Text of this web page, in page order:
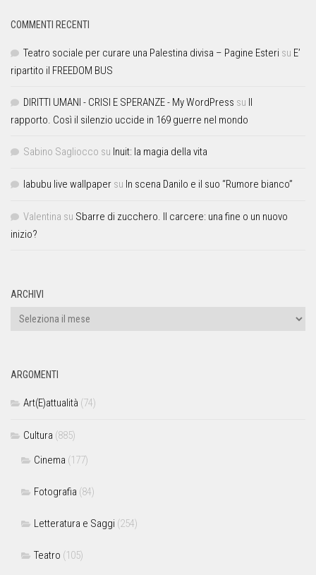
COMMENTI RECENTI
Teatro sociale per curare una Palestina divisa – Pagine Esteri su E’
ripartito il FREEDOM BUS
DIRITTI UMANI - CRISI E SPERANZE - My WordPress su
rapporto. Così il silenzio uccide in 169 guerre nel mondo
Sabino Sagliocco su Inuit: la magia della vita
labubu live wallpaper su In scena Danilo e il suo “Rumore bianco”
Valentina su Sbarre di zucchero. Il carcere: una fine o un nuovo
inizio?
ARCHIVI
ARGOMENTI
Art(E)attualità (74)
Cultura (885)
Cinema (177)
Fotografia (84)
Letteratura e Saggi (254)
Teatro (105)